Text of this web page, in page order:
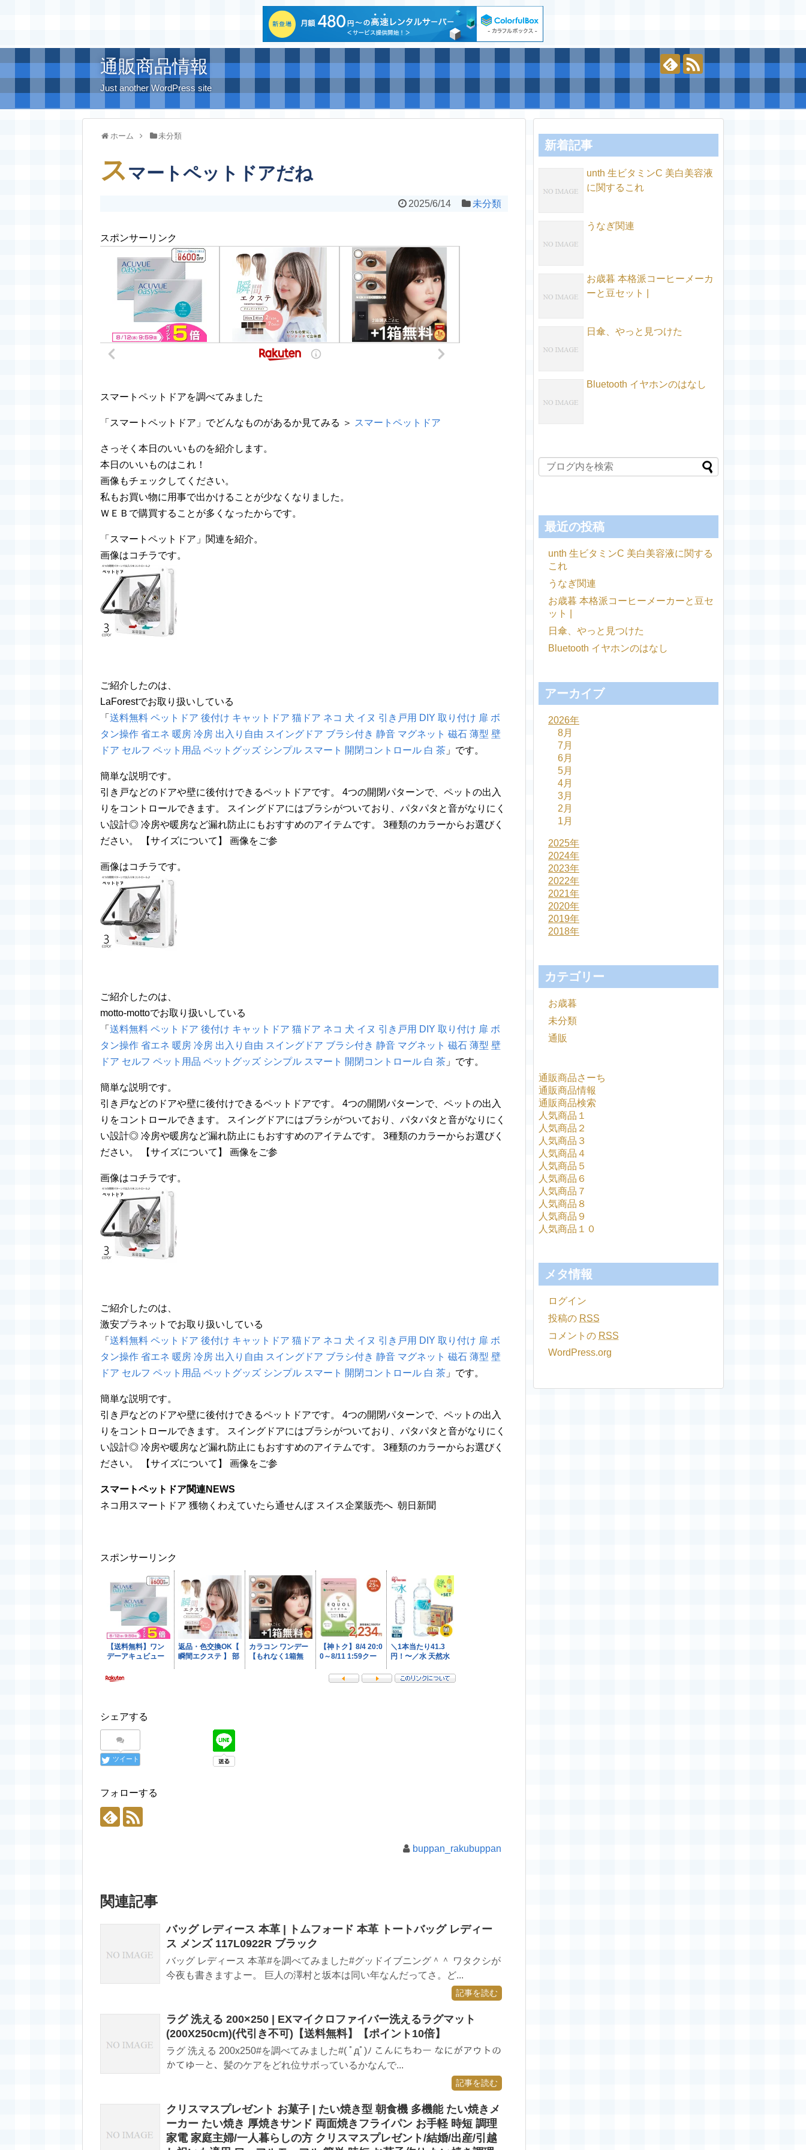
通販商品情報
Just another WordPress site
ホーム 未分類
スマートペットドアだね
2025/6/14 未分類
スポンサーリンク
スマートペットドアを調べてみました
「スマートペットドア」でどんなものがあるか見てみる ＞ スマートペットドア
さっそく本日のいいものを紹介します。
本日のいいものはこれ！
画像もチェックしてください。
私もお買い物に用事で出かけることが少なくなりました。
ＷＥＢで購買することが多くなったからです。
「スマートペットドア」関連を紹介。
画像はコチラです。
ご紹介したのは、
LaForestでお取り扱いしている
「 送料無料 ペットドア 後付け キャットドア 猫ドア ネコ 犬 イヌ 引き戸用 DIY 取り付け 扉 ボ
タン操作 省エネ 暖房 冷房 出入り自由 スイングドア ブラシ付き 静音 マグネット 磁石 薄型 壁
ドア セルフ ペット用品 ペットグッズ シンプル スマート 開閉コントロール 白 茶 」です。
簡単な説明です。
引き戸などのドアや壁に後付けできるペットドアです。 4つの開閉パターンで、ペットの出入
りをコントロールできます。 スイングドアにはブラシがついており、パタパタと音がなりにく
い設計◎ 冷房や暖房など漏れ防止にもおすすめのアイテムです。 3種類のカラーからお選びく
ださい。 【サイズについて】 画像をご参
画像はコチラです。
ご紹介したのは、
motto-mottoでお取り扱いしている
「 送料無料 ペットドア 後付け キャットドア 猫ドア ネコ 犬 イヌ 引き戸用 DIY 取り付け 扉 ボ
タン操作 省エネ 暖房 冷房 出入り自由 スイングドア ブラシ付き 静音 マグネット 磁石 薄型 壁
ドア セルフ ペット用品 ペットグッズ シンプル スマート 開閉コントロール 白 茶 」です。
簡単な説明です。
引き戸などのドアや壁に後付けできるペットドアです。 4つの開閉パターンで、ペットの出入
りをコントロールできます。 スイングドアにはブラシがついており、パタパタと音がなりにく
い設計◎ 冷房や暖房など漏れ防止にもおすすめのアイテムです。 3種類のカラーからお選びく
ださい。 【サイズについて】 画像をご参
画像はコチラです。
ご紹介したのは、
激安プラネットでお取り扱いしている
「 送料無料 ペットドア 後付け キャットドア 猫ドア ネコ 犬 イヌ 引き戸用 DIY 取り付け 扉 ボ
タン操作 省エネ 暖房 冷房 出入り自由 スイングドア ブラシ付き 静音 マグネット 磁石 薄型 壁
ドア セルフ ペット用品 ペットグッズ シンプル スマート 開閉コントロール 白 茶 」です。
簡単な説明です。
引き戸などのドアや壁に後付けできるペットドアです。 4つの開閉パターンで、ペットの出入
りをコントロールできます。 スイングドアにはブラシがついており、パタパタと音がなりにく
い設計◎ 冷房や暖房など漏れ防止にもおすすめのアイテムです。 3種類のカラーからお選びく
ださい。 【サイズについて】 画像をご参
スマートペットドア関連NEWS
ネコ用スマートドア 獲物くわえていたら通せんぼ スイス企業販売へ 朝日新聞
スポンサーリンク
シェアする
ツイート
フォローする
buppan_rakubuppan
関連記事
バッグ レディース 本革 | トムフォード 本革 トートバッグ レディー
ス メンズ 117L0922R ブラック
バッグ レディース 本革#を調べてみました#グッドイブニング＾＾ ワタクシが
今夜も書きますよー。 巨人の澤村と坂本は同い年なんだってさ。ど...
記事を読む
ラグ 洗える 200×250 | EXマイクロファイバー洗えるラグマット
(200X250cm)(代引き不可)【送料無料】【ポイント10倍】
ラグ 洗える 200x250#を調べてみました#( ﾟдﾟ)ﾉ こんにちわー なにがアウトの
かてゆーと、髪のケアをどれ位サボっているかなんで...
記事を読む
クリスマスプレゼント お菓子 | たい焼き型 朝食機 多機能 たい焼きメ
ーカー たい焼き 厚焼きサンド 両面焼きフライパン ​お手軽 時短 調理
家電 家庭主婦/一人暮らしの方 クリスマスプレゼント/結婚/出産/引越
新着記事
unth 生ビタミンC 美白美容液
に関するこれ
うなぎ関連
お歳暮 本格派コーヒーメーカ
ーと豆セット |
日傘、やっと見つけた
Bluetooth イヤホンのはなし
最近の投稿
unth 生ビタミンC 美白美容液に関する
これ
うなぎ関連
お歳暮 本格派コーヒーメーカーと豆セ
ット |
日傘、やっと見つけた
Bluetooth イヤホンのはなし
アーカイブ
2026年
8月
7月
6月
5月
4月
3月
2月
1月
2025年
2024年
2023年
2022年
2021年
2020年
2019年
2018年
カテゴリー
お歳暮
未分類
通販
通販商品さーち
通販商品情報
通販商品検索
人気商品１
人気商品２
人気商品３
人気商品４
人気商品５
人気商品６
人気商品７
人気商品８
人気商品９
人気商品１０
メタ情報
ログイン
投稿の RSS
コメントの RSS
WordPress.org